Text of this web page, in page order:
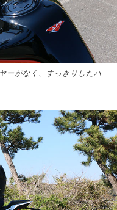
ーがなく、すっきりしたハ